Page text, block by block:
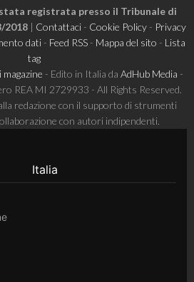
registrata presso il Tribunale di
2018| Contattaci- Cookie Policy- Privacy
dati- Feed RSS- Mappa del sito - Lista
tag
- Edito in Italia da AdHub Media -
REA MI 2729933 - All Rights Reserved.
redazione con il supporto di strumenti
con autori indipendenti.
Italia